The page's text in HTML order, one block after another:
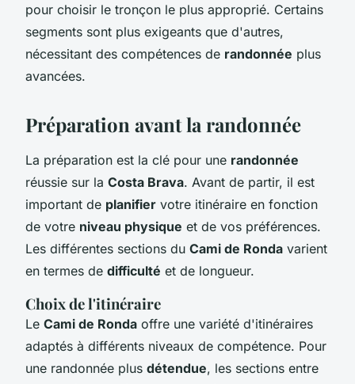
pour choisir le tronçon le plus approprié. Certains
segments sont plus exigeants que d'autres,
nécessitant des compétences de randonnée plus
avancées.
Préparation avant la randonnée
La préparation est la clé pour une randonnée
réussie sur la Costa Brava. Avant de partir, il est
important de planifier votre itinéraire en fonction
de votre niveau physique et de vos préférences.
Les différentes sections du Cami de Ronda varient
en termes de difficulté et de longueur.
Choix de l'itinéraire
Le Cami de Ronda offre une variété d'itinéraires
adaptés à différents niveaux de compétence. Pour
une randonnée plus détendue, les sections entre